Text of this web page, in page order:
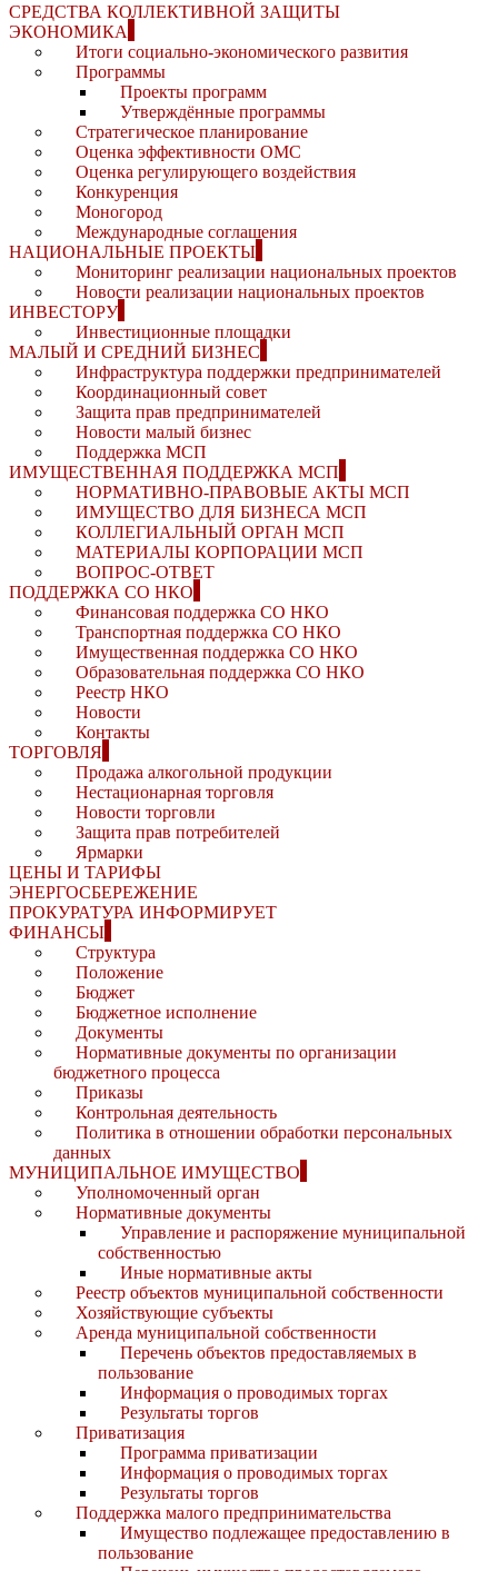
СРЕДСТВА КОЛЛЕКТИВНОЙ ЗАЩИТЫ
ЭКОНОМИКА
Итоги социально-экономического развития
Программы
Проекты программ
Утверждённые программы
Стратегическое планирование
Оценка эффективности ОМС
Оценка регулирующего воздействия
Конкуренция
Моногород
Международные соглашения
НАЦИОНАЛЬНЫЕ ПРОЕКТЫ
Мониторинг реализации национальных проектов
Новости реализации национальных проектов
ИНВЕСТОРУ
Инвестиционные площадки
МАЛЫЙ И СРЕДНИЙ БИЗНЕС
Инфраструктура поддержки предпринимателей
Координационный совет
Защита прав предпринимателей
Новости малый бизнес
Поддержка МСП
ИМУЩЕСТВЕННАЯ ПОДДЕРЖКА МСП
НОРМАТИВНО-ПРАВОВЫЕ АКТЫ МСП
ИМУЩЕСТВО ДЛЯ БИЗНЕСА МСП
КОЛЛЕГИАЛЬНЫЙ ОРГАН МСП
МАТЕРИАЛЫ КОРПОРАЦИИ МСП
ВОПРОС-ОТВЕТ
ПОДДЕРЖКА СО НКО
Финансовая поддержка СО НКО
Транспортная поддержка СО НКО
Имущественная поддержка СО НКО
Образовательная поддержка СО НКО
Реестр НКО
Новости
Контакты
ТОРГОВЛЯ
Продажа алкогольной продукции
Нестационарная торговля
Новости торговли
Защита прав потребителей
Ярмарки
ЦЕНЫ И ТАРИФЫ
ЭНЕРГОСБЕРЕЖЕНИЕ
ПРОКУРАТУРА ИНФОРМИРУЕТ
ФИНАНСЫ
Структура
Положение
Бюджет
Бюджетное исполнение
Документы
Нормативные документы по организации
бюджетного процесса
Приказы
Контрольная деятельность
Политика в отношении обработки персональных
данных
МУНИЦИПАЛЬНОЕ ИМУЩЕСТВО
Уполномоченный орган
Нормативные документы
Управление и распоряжение муниципальной
собственностью
Иные нормативные акты
Реестр объектов муниципальной собственности
Хозяйствующие субъекты
Аренда муниципальной собственности
Перечень объектов предоставляемых в
пользование
Информация о проводимых торгах
Результаты торгов
Приватизация
Программа приватизации
Информация о проводимых торгах
Результаты торгов
Поддержка малого предпринимательства
Имущество подлежащее предоставлению в
пользование